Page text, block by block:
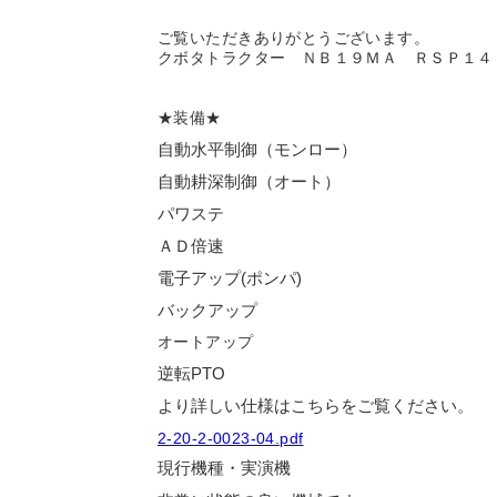
ご覧いただきありがとうございます。
クボタトラクター ＮＢ１９ＭＡ ＲＳＰ１４
★装備★
自動水平制御（モンロー）
自動耕深制御（オート）
パワステ
ＡＤ倍速
電子アップ(ポンパ)
バックアップ
オートアップ
逆転PTO
より詳しい仕様はこちらをご覧ください。
2-20-2-0023-04.pdf
現行機種・実演機